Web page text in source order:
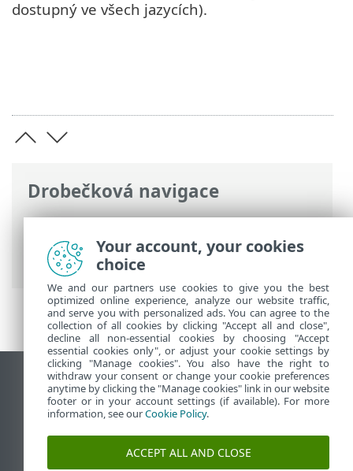
Drobečková navigace
ESET Online nápověda>ESET Mobile
Security >Práce s ESET Mobile Security >
Anti-Theft
dostupný ve všech jazycích).
Zobrazit verzi pro počítač
End of Life
ESET Databáze znalostí
ESET Forum
ESET Status Portal
Your account, your cookies
choice
We and our partners use cookies to give you the best
optimized online experience, analyze our website traffic,
and serve you with personalized ads. You can agree to the
collection of all cookies by clicking "Accept all and close",
decline all non-essential cookies by choosing "Accept
essential cookies only", or adjust your cookie settings by
clicking "Manage cookies". You also have the right to
withdraw your consent or change your cookie preferences
anytime by clicking the "Manage cookies" link in our website
footer or in your account settings (if available). For more
information, see ourCookie Policy.
ACCEPT ALL AND CLOSE